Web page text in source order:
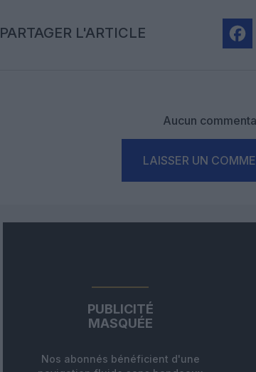
PARTAGER L'ARTICLE
Aucun
LAISSER UN
PUBLICITÉ
MASQUÉE
Nos abonnés bénéficient d'une